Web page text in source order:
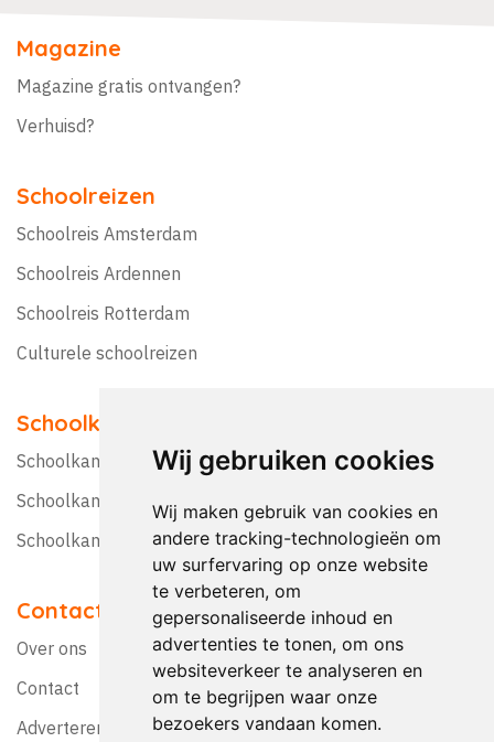
Wij gebruiken cookies
Wij maken gebruik van cookies en
andere tracking-technologieën om
uw surfervaring op onze website
te verbeteren, om
gepersonaliseerde inhoud en
advertenties te tonen, om ons
websiteverkeer te analyseren en
om te begrijpen waar onze
bezoekers vandaan komen.
Magazine
Magazine gratis ontvangen?
Verhuisd?
Schoolreizen
Schoolreis Amsterdam
Schoolreis Ardennen
Schoolreis Rotterdam
Culturele schoolreizen
Schoolkampen
Schoolkamp Nederland
Schoolkamp België
Schoolkamptips
Contact
Over ons
Contact
Adverteren?